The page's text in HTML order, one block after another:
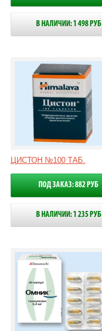
В НАЛИЧИИ: 1 498 РУБ
ЦИСТОН №100 ТАБ.
ПОД ЗАКАЗ: 882 РУБ
В НАЛИЧИИ: 1 235 РУБ